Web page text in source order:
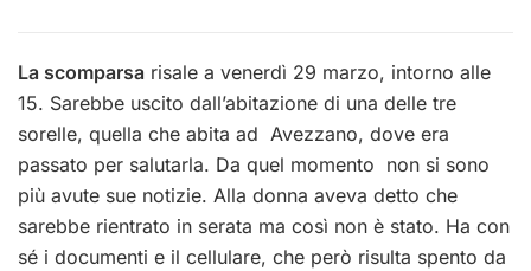
La scomparsa risale a venerdì 29 marzo, intorno alle
15. Sarebbe uscito dall’abitazione di una delle tre
sorelle, quella che abita ad Avezzano, dove era
passato per salutarla. Da quel momento non si sono
più avute sue notizie. Alla donna aveva detto che
sarebbe rientrato in serata ma così non è stato. Ha con
sé i documenti e il cellulare, che però risulta spento da